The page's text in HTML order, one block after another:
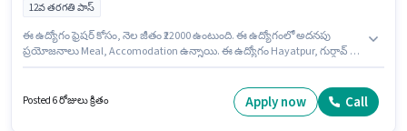
12వ తరగతి పాస్
ఈ ఉద్యోగం ఫ్రెషర్ కోసం, నెల జీతం ₹22000 ఉంటుంది. ఈ ఉద్యోగంలో అదనపు
ప్రయోజనాలు Meal, Accomodation ఉన్నాయి. ఈ ఉద్యోగం Hayatpur, గుర్గావ్ లో
ఉద్యోగానికి Fixed జీతం ఇవ్వబడుతుంది.
Posted 6 రోజులు క్రితం Apply now Call